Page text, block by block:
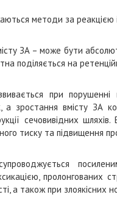
методи за
ЗА – може бути
поділяється на
при
а зростання вмісту ЗА
сечовивідних
тиску та підвищення
супроводжується
пролонгованих
а також при злоякісних